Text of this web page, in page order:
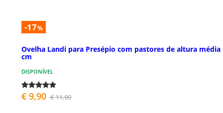
-17%
Ovelha Landi para Presépio com pastores de altura média
cm
DISPONÍVEL
€ 9,90 € 11,90